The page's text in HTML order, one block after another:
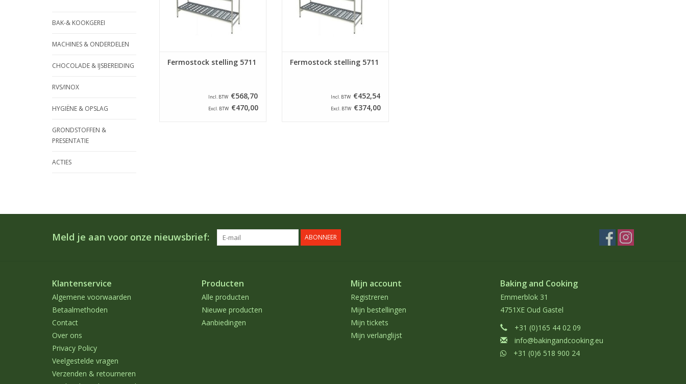
BAK-& KOOKGEREI
MACHINES & ONDERDELEN
CHOCOLADE & IJSBEREIDING
RVS/INOX
HYGIËNE & OPSLAG
GRONDSTOFFEN &
PRESENTATIE
ACTIES
TOEVOEGEN AAN WINKELWAGEN
Fermostock stelling 5711
Incl. BTW €568,70
Excl. BTW €470,00
TOEVOEGEN AAN WINKELWAGEN
Fermostock stelling 5711
Incl. BTW €452,54
Excl. BTW €374,00
Meld je aan voor onze nieuwsbrief: ABONNEER
Klantenservice
Algemene voorwaarden
Betaalmethoden
Contact
Over ons
Privacy Policy
Veelgestelde vragen
Verzenden & retourneren
Producten
Alle producten
Nieuwe producten
Aanbiedingen
Mijn account
Registreren
Mijn bestellingen
Mijn tickets
Mijn verlanglijst
Baking and Cooking
Emmerblok 31
4751XE Oud Gastel
+31 (0)165 44 02 09
info@bakingandcooking.eu
+31 (0)6 518 900 24